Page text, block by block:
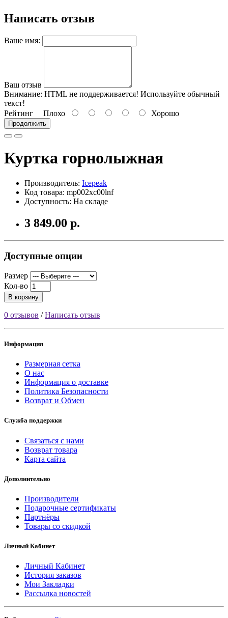
Написать отзыв
Ваше имя:
Ваш отзыв
Внимание: HTML не поддерживается! Используйте обычный
текст!
Рейтинг Плохо Хорошо
Продолжить
Куртка горнолыжная
Производитель: Icepeak
Код товара: mp002xc00lnf
Доступность: На складе
3 849.00 р.
Доступные опции
Размер
Кол-во
В корзину
0 отзывов /Написать отзыв
Информация
Размерная сетка
О нас
Информация о доставке
Политика Безопасности
Возврат и Обмен
Служба поддержки
Связаться с нами
Возврат товара
Карта сайта
Дополнительно
Производители
Подарочные сертификаты
Партнёры
Товары со скидкой
Личный Кабинет
Личный Кабинет
История заказов
Мои Закладки
Рассылка новостей